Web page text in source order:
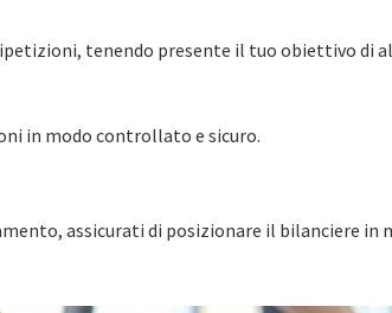
tenendo presente il tuo obiettivo di
in modo controllato e sicuro.
assicurati di posizionare il bilanciere in